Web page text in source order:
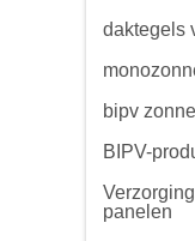
daktegels
bipv
BIPV-
panelen